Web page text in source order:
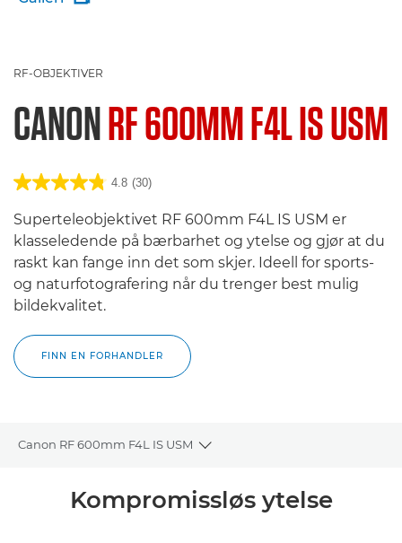
RF-OBJEKTIVER
CANONRF 600MM F4L IS USM
4.8 (30)
Superteleobjektivet RF 600mm F4L IS USM er
klasseledende på bærbarhet og ytelse og gjør at du
raskt kan fange inn det som skjer. Ideell for sports-
og naturfotografering når du trenger best mulig
bildekvalitet.
FINN EN FORHANDLER
Canon RF 600mm F4L IS USM
Toggle breadcrumbs
Kompromissløs ytelse